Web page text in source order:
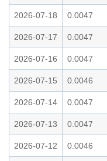
2026-07-18 0.0047
2026-07-17 0.0047
2026-07-16 0.0047
2026-07-15 0.0046
2026-07-14 0.0047
2026-07-13 0.0047
2026-07-12 0.0046